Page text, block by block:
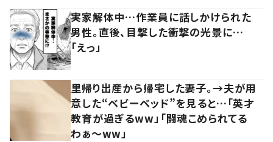
実家解体中…作業員に話しかけられた
男性。直後、目撃した衝撃の光景に…
「えっ」
里帰り出産から帰宅した妻子。→夫が用
意した“ベビーベッド”を見ると…「英才
教育が過ぎるww」「闘魂こめられてる
わぁ～ww」